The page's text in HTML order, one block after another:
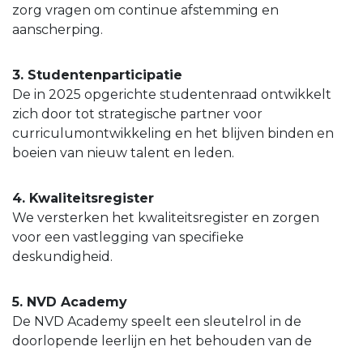
zorg vragen om continue afstemming en
aanscherping.
3. Studentenparticipatie
De in 2025 opgerichte studentenraad ontwikkelt
zich door tot strategische partner voor
curriculumontwikkeling en het blijven binden en
boeien van nieuw talent en leden.
4. Kwaliteitsregister
We versterken het kwaliteitsregister en zorgen
voor een vastlegging van specifieke
deskundigheid.
5. NVD Academy
De NVD Academy speelt een sleutelrol in de
doorlopende leerlijn en het behouden van de